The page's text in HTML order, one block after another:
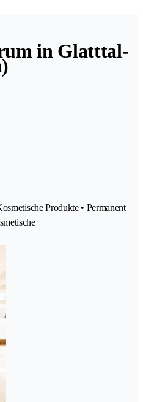
in Glatttal-
Produkte • Permanent